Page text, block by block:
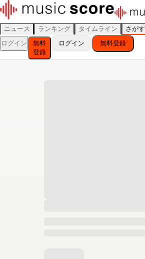
ニュース ランキング タイムライン
さがす
ログイン
無料
登録
ログイン 無料登録